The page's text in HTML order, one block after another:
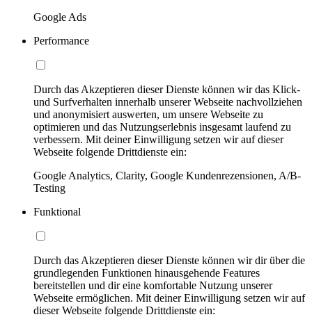
Google Ads
Performance
Durch das Akzeptieren dieser Dienste können wir das Klick-
und Surfverhalten innerhalb unserer Webseite nachvollziehen
und anonymisiert auswerten, um unsere Webseite zu
optimieren und das Nutzungserlebnis insgesamt laufend zu
verbessern. Mit deiner Einwilligung setzen wir auf dieser
Webseite folgende Drittdienste ein:
Google Analytics, Clarity, Google Kundenrezensionen, A/B-
Testing
Funktional
Durch das Akzeptieren dieser Dienste können wir dir über die
grundlegenden Funktionen hinausgehende Features
bereitstellen und dir eine komfortable Nutzung unserer
Webseite ermöglichen. Mit deiner Einwilligung setzen wir auf
dieser Webseite folgende Drittdienste ein: